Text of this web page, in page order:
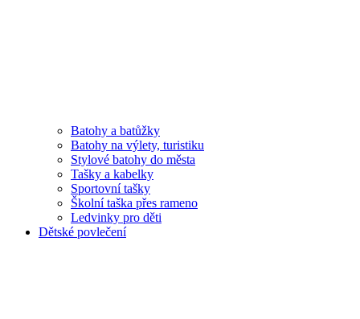
Batohy a batůžky
Batohy na výlety, turistiku
Stylové batohy do města
Tašky a kabelky
Sportovní tašky
Školní taška přes rameno
Ledvinky pro děti
Dětské povlečení